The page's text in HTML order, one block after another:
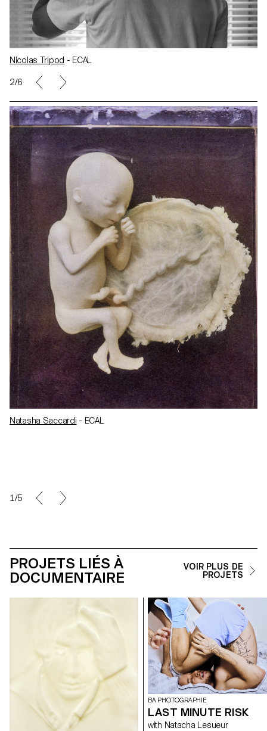
Nicolas Tripod - ECAL
2/6
Natasha Saccardi - ECAL
1/5
PROJETS LIÉS À
DOCUMENTAIRE
VOIR PLUS DE
PROJETS
BA PHOTOGRAPHIE
LAST MINUTE RISK
with Natacha Lesueur